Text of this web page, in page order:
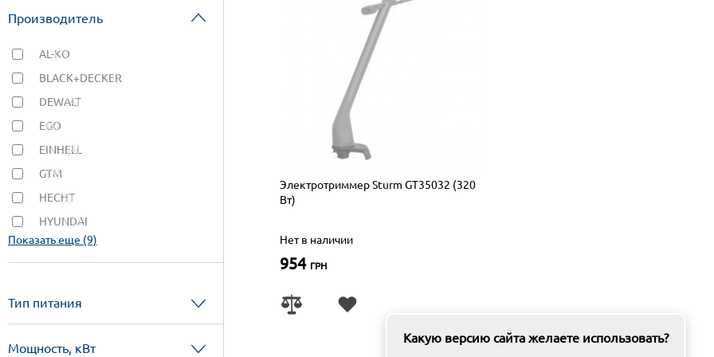
Какую версию сайта желаете использовать?
Производитель
AL-KO
(7)
BLACK+DECKER
(1)
DEWALT
(4)
EGO
(6)
EINHELL
(4)
GTM
(2)
HECHT
(9)
HYUNDAI
(2)
Показать еще (9)
Тип питания
Мощность, кВт
Электротриммер Sturm GT35032 (320
Вт)
Нет в наличии
954 ГРН